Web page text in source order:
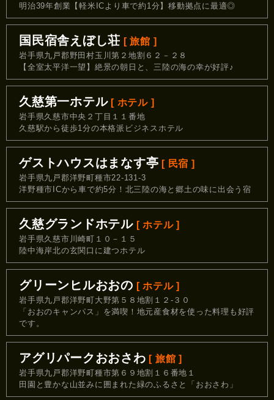
明治39年創業【軽米ICより車で約1分】移動拠点に最適◎
国民宿舎えぼし荘 [ 旅館 ]
岩手県九戸郡野田村玉川第２地割６２－２８
【全室太平洋一望】絶景の朝日と、三陸の海の幸が好評♪
久慈第一ホテル [ ホテル ]
岩手県久慈市中央２丁目１１番地
久慈駅から徒歩1分の本格派ビジネスホテル
ゲストハウスはまなす亭 [ 民宿 ]
岩手県九戸郡洋野町種市22‐131‐3
洋野種市ICから車で約5分！北三陸の海と郷土の味に出会う宿
久慈グランドホテル [ ホテル ]
岩手県久慈市川崎町１０－１５
陸中海岸北の玄関口に建つホテル
グリーンヒルおおの [ ホテル ]
岩手県九戸郡洋野町大野第５８地割１２‐３０
「おおのキャンパス」を満喫！地元産食材を使った料理も好評
です。
アグリパークおおさわ [ 旅館 ]
岩手県九戸郡洋野町種市第６９地割１６番地１
田園と豊かな山並みに囲まれた緑のふるさと「おおさわ」